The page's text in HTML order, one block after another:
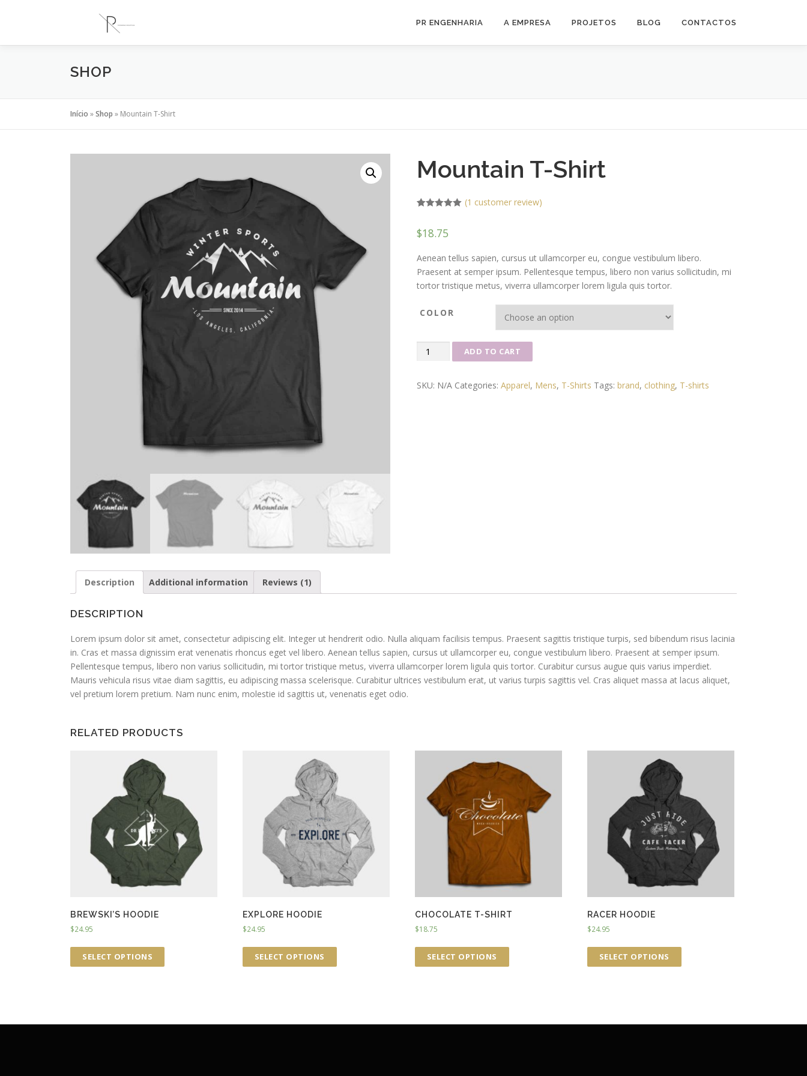
PR ENGENHARIA A EMPRESA PROJETOS BLOG CONTACTOS
SHOP
Início »Shop » Mountain T-Shirt
Mountain T-Shirt
based on
customer
(1 customer review)
$18.75
Aenean tellus sapien, cursus ut ullamcorper eu, congue vestibulum libero.
Praesent at semper ipsum. Pellentesque tempus, libero non varius sollicitudin, mi
tortor tristique metus, viverra ullamcorper lorem ligula quis tortor.
COLOR
Mountain
quantity
ADD TO CART
SKU: N/A Categories:Apparel, Mens, T-Shirts Tags:brand, clothing, T-shirts
Description Additional information Reviews (1)
DESCRIPTION
Lorem ipsum dolor sit amet, consectetur adipiscing elit. Integer ut hendrerit odio. Nulla aliquam facilisis tempus. Praesent sagittis tristique turpis, sed bibendum risus lacinia
in. Cras et massa dignissim erat venenatis rhoncus eget vel libero. Aenean tellus sapien, cursus ut ullamcorper eu, congue vestibulum libero. Praesent at semper ipsum.
Pellentesque tempus, libero non varius sollicitudin, mi tortor tristique metus, viverra ullamcorper lorem ligula quis tortor. Curabitur cursus augue quis varius imperdiet.
Mauris vehicula risus vitae diam sagittis, eu adipiscing massa scelerisque. Curabitur ultrices vestibulum erat, ut varius turpis sagittis vel. Cras aliquet massa at lacus aliquet,
vel pretium lorem pretium. Nam nunc enim, molestie id sagittis ut, venenatis eget odio.
RELATED PRODUCTS
BREWSKI’S HOODIE
$24.95
SELECT OPTIONS
EXPLORE HOODIE
$24.95
SELECT OPTIONS
CHOCOLATE T-SHIRT
$18.75
SELECT OPTIONS
RACER HOODIE
$24.95
SELECT OPTIONS